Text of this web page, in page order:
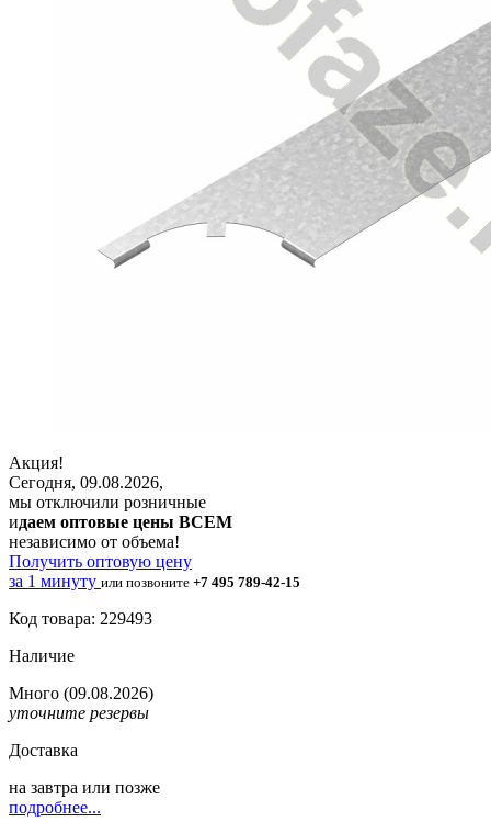
Акция!
Сегодня, 09.08.2026,
мы отключили розничные
идаем оптовые цены ВСЕМ
независимо от объема!
Получить оптовую цену
за 1 минуту или позвоните +7 495 789-42-15
Код товара: 229493
Наличие
Много (09.08.2026)
уточните резервы
Доставка
на завтра или позже
подробнее...